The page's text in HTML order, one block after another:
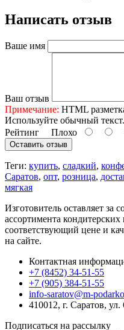
Написать отзыв
Ваше имя
Ваш отзыв
Примечание: HTML
Используйте обычный текст.
Рейтинг Плохо
Оставить отзыв
Теги: купить, сладкий,
Саратов, опт, розница,
мягкая
Изготовитель оставляет за
ассортимента
соответствующий цене и
на сайте.
Контактная
+7 (8452) 34-51-55
+7 (905) 384-51-55
info-saratov@m-
410012, г. Саратов,
Подписаться на рассылку